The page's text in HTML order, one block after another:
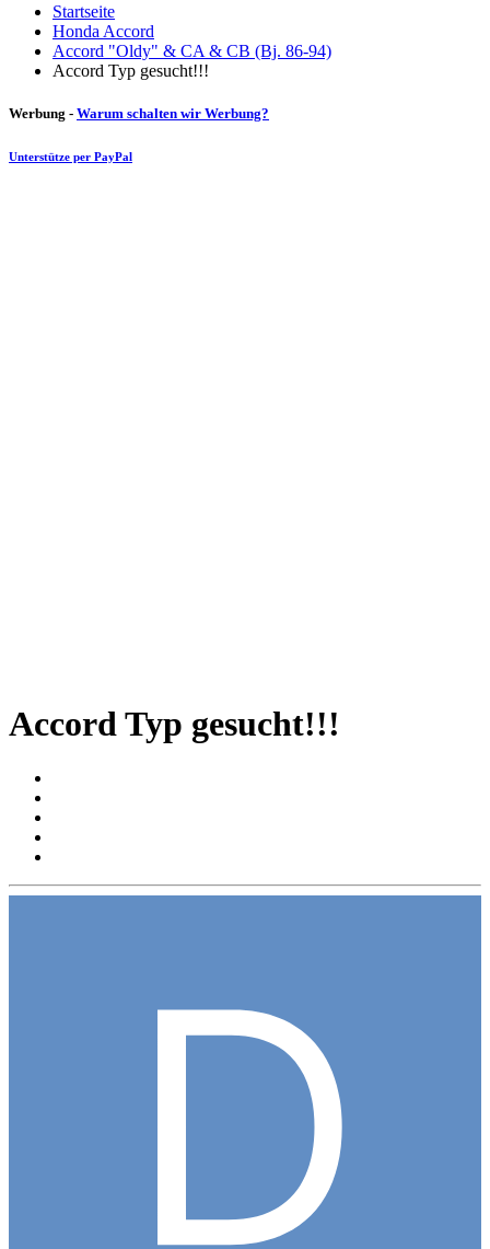
Startseite
Honda Accord
Accord "Oldy" & CA & CB (Bj. 86-94)
Accord Typ gesucht!!!
Werbung - Warum schalten wir Werbung?
Unterstütze per PayPal
Accord Typ gesucht!!!